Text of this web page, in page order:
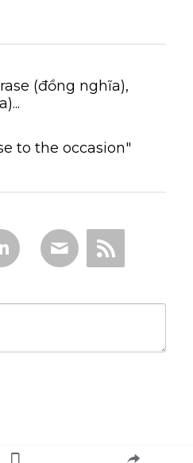
(đồng nghĩa),
to the occasion"